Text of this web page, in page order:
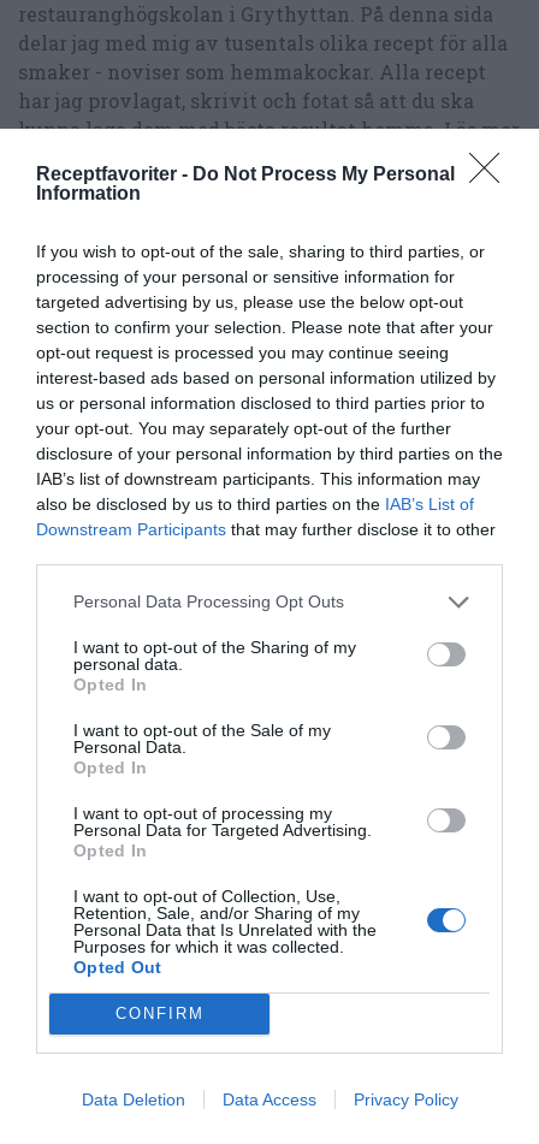
Receptfavoriter - Do Not Process My Personal
Information
If you wish to opt-out of the sale, sharing to third parties, or
processing of your personal or sensitive information for
targeted advertising by us, please use the below opt-out
section to confirm your selection. Please note that after your
opt-out request is processed you may continue seeing
interest-based ads based on personal information utilized by
us or personal information disclosed to third parties prior to
your opt-out. You may separately opt-out of the further
disclosure of your personal information by third parties on the
IAB’s list of downstream participants. This information may
also be disclosed by us to third parties on the IAB’s List of
Downstream Participants that may further disclose it to other
Personal Data Processing Opt Outs
I want to opt-out of the Sharing of my
personal data.
Opted In
I want to opt-out of the Sale of my
Personal Data.
Opted In
I want to opt-out of processing my
Personal Data for Targeted Advertising.
Opted In
I want to opt-out of Collection, Use,
Retention, Sale, and/or Sharing of my
Personal Data that Is Unrelated with the
Purposes for which it was collected.
Opted Out
CONFIRM
Data Deletion Data Access Privacy Policy
restauranghögskolan i Grythyttan. På denna sida
delar jag med mig av tusentals olika recept för alla
smaker - noviser som hemmakockar. Alla recept
har jag provlagat, skrivit och fotat så att du ska
kunna laga dem med bästa resultat hemma. Läs mer
Tillbehör och liknande:
Grillade primörer
knippmorötter. Förkokta och marinerade samt
sedan...
RECEPT
RECEPT